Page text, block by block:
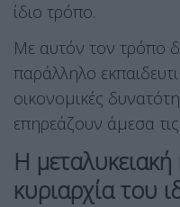
ίδιο τρόπο.
Με αυτόν τον τρόπο
παράλληλο
οικονομικές
επηρεάζουν άμεσα τις
Η μεταλυκειακή
κυριαρχία του